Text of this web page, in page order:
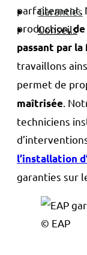
Garanties
Conseils
parfaitement.
production,
passant par
travaillons
permet de
maîtrisée .
techniciens
l’installation
garanties sur
© EAP